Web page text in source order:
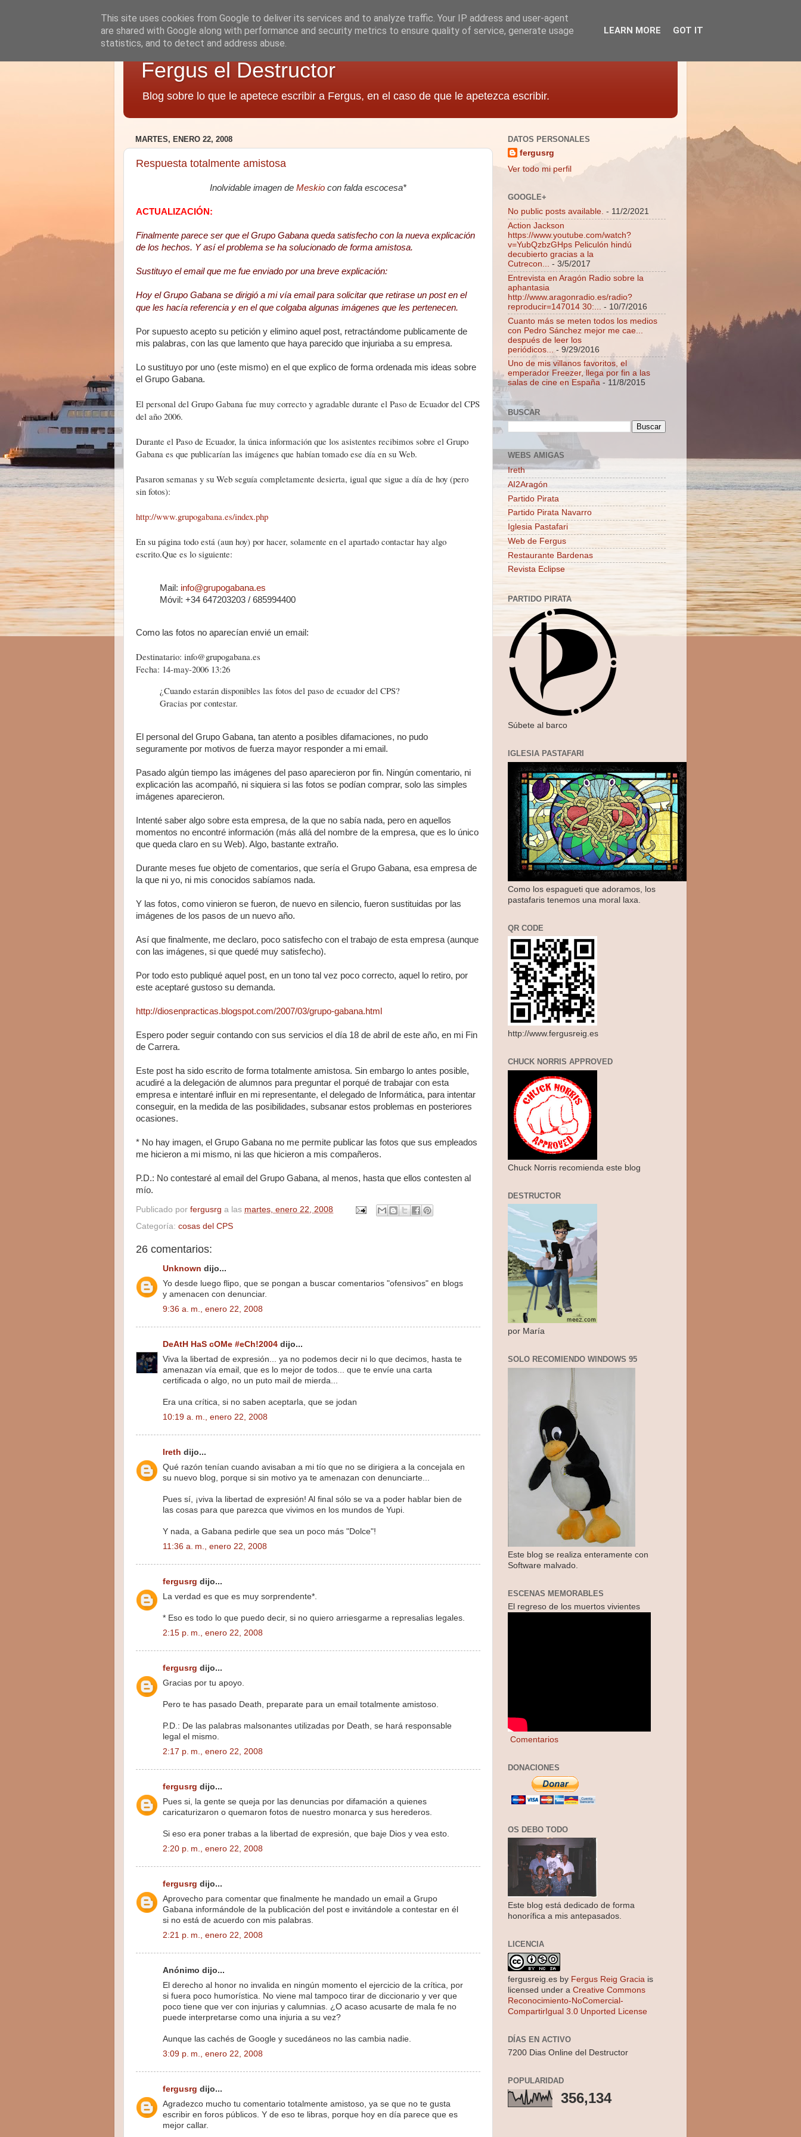
Fergus el Destructor
Blog sobre lo que le apetece escribir a Fergus, en el caso de que le apetezca escribir.
MARTES, ENERO 22, 2008
Respuesta totalmente amistosa
Inolvidable imagen de Meskio con falda escocesa*
ACTUALIZACIÓN:
Finalmente parece ser que el Grupo Gabana queda satisfecho con la nueva explicación
de los hechos. Y así el problema se ha solucionado de forma amistosa.
Sustituyo el email que me fue enviado por una breve explicación:
Hoy el Grupo Gabana se dirigió a mi vía email para solicitar que retirase un post en el
que les hacía referencia y en el que colgaba algunas imágenes que les pertenecen.
Por supuesto acepto su petición y elimino aquel post, retractándome publicamente de
mis palabras, con las que lamento que haya parecido que injuriaba a su empresa.
Lo sustituyo por uno (este mismo) en el que explico de forma ordenada mis ideas sobre
el Grupo Gabana.
El personal del Grupo Gabana fue muy correcto y agradable durante el Paso de Ecuador del CPS
del año 2006.
Durante el Paso de Ecuador, la única información que los asistentes recibimos sobre el Grupo
Gabana es que publicarían las imágenes que habían tomado ese día en su Web.
Pasaron semanas y su Web seguía completamente desierta, igual que sigue a día de hoy (pero
sin fotos):
http://www.grupogabana.es/index.php
En su página todo está (aun hoy) por hacer, solamente en el apartado contactar hay algo
escrito.Que es lo siguiente:
Mail: info@grupogabana.es
Móvil: +34 647203203 / 685994400
Como las fotos no aparecían envié un email:
Destinatario: info@grupogabana.es
Fecha: 14-may-2006 13:26
¿Cuando estarán disponibles las fotos del paso de ecuador del CPS?
Gracias por contestar.
El personal del Grupo Gabana, tan atento a posibles difamaciones, no pudo
seguramente por motivos de fuerza mayor responder a mi email.
Pasado algún tiempo las imágenes del paso aparecieron por fin. Ningún comentario, ni
explicación las acompañó, ni siquiera si las fotos se podían comprar, solo las simples
imágenes aparecieron.
Intenté saber algo sobre esta empresa, de la que no sabía nada, pero en aquellos
momentos no encontré información (más allá del nombre de la empresa, que es lo único
que queda claro en su Web). Algo, bastante extraño.
Durante meses fue objeto de comentarios, que sería el Grupo Gabana, esa empresa de
la que ni yo, ni mis conocidos sabíamos nada.
Y las fotos, como vinieron se fueron, de nuevo en silencio, fueron sustituidas por las
imágenes de los pasos de un nuevo año.
Así que finalmente, me declaro, poco satisfecho con el trabajo de esta empresa (aunque
con las imágenes, si que quedé muy satisfecho).
Por todo esto publiqué aquel post, en un tono tal vez poco correcto, aquel lo retiro, por
este aceptaré gustoso su demanda.
http://diosenpracticas.blogspot.com/2007/03/grupo-gabana.html
Espero poder seguir contando con sus servicios el día 18 de abril de este año, en mi Fin
de Carrera.
Este post ha sido escrito de forma totalmente amistosa. Sin embargo lo antes posible,
acudiré a la delegación de alumnos para preguntar el porqué de trabajar con esta
empresa e intentaré influir en mi representante, el delegado de Informática, para intentar
conseguir, en la medida de las posibilidades, subsanar estos problemas en posteriores
ocasiones.
* No hay imagen, el Grupo Gabana no me permite publicar las fotos que sus empleados
me hicieron a mi mismo, ni las que hicieron a mis compañeros.
P.D.: No contestaré al email del Grupo Gabana, al menos, hasta que ellos contesten al
mío.
Publicado por fergusrg a las martes, enero 22, 2008
Categoría: cosas del CPS
26 comentarios:
Unknown dijo...
Yo desde luego flipo, que se pongan a buscar comentarios "ofensivos" en blogs
y amenacen con denunciar.
9:36 a. m., enero 22, 2008
DeAtH HaS cOMe #eCh!2004 dijo...
Viva la libertad de expresión... ya no podemos decir ni lo que decimos, hasta te
amenazan vía email, que es lo mejor de todos... que te envíe una carta
certificada o algo, no un puto mail de mierda...
Era una crítica, si no saben aceptarla, que se jodan
10:19 a. m., enero 22, 2008
Ireth dijo...
Qué razón tenían cuando avisaban a mi tío que no se dirigiera a la concejala en
su nuevo blog, porque si sin motivo ya te amenazan con denunciarte...
Pues sí, ¡viva la libertad de expresión! Al final sólo se va a poder hablar bien de
las cosas para que parezca que vivimos en los mundos de Yupi.
Y nada, a Gabana pedirle que sea un poco más "Dolce"!
11:36 a. m., enero 22, 2008
fergusrg dijo...
La verdad es que es muy sorprendente*.
* Eso es todo lo que puedo decir, si no quiero arriesgarme a represalias legales.
2:15 p. m., enero 22, 2008
fergusrg dijo...
Gracias por tu apoyo.
Pero te has pasado Death, preparate para un email totalmente amistoso.
P.D.: De las palabras malsonantes utilizadas por Death, se hará responsable
legal el mismo.
2:17 p. m., enero 22, 2008
fergusrg dijo...
Pues si, la gente se queja por las denuncias por difamación a quienes
caricaturizaron o quemaron fotos de nuestro monarca y sus herederos.
Si eso era poner trabas a la libertad de expresión, que baje Dios y vea esto.
2:20 p. m., enero 22, 2008
fergusrg dijo...
Aprovecho para comentar que finalmente he mandado un email a Grupo
Gabana informándole de la publicación del post e invitándole a contestar en él
si no está de acuerdo con mis palabras.
2:21 p. m., enero 22, 2008
Anónimo dijo...
El derecho al honor no invalida en ningún momento el ejercicio de la crítica, por
si fuera poco humorística. No viene mal tampoco tirar de diccionario y ver que
poco tiene que ver con injurias y calumnias. ¿O acaso acusarte de mala fe no
puede interpretarse como una injuria a su vez?
Aunque las cachés de Google y sucedáneos no las cambia nadie.
3:09 p. m., enero 22, 2008
fergusrg dijo...
Agradezco mucho tu comentario totalmente amistoso, ya se que no te gusta
escribir en foros públicos. Y de eso te libras, porque hoy en día parece que es
mejor callar.
DATOS PERSONALES
fergusrg
Ver todo mi perfil
GOOGLE+
No public posts available. - 11/2/2021
Action Jackson
https://www.youtube.com/watch?
v=YubQzbzGHps Peliculón hindú
decubierto gracias a la
Cutrecon... - 3/5/2017
Entrevista en Aragón Radio sobre la
aphantasia
http://www.aragonradio.es/radio?
reproducir=147014 30:...
- 10/7/2016
Cuanto más se meten todos los medios
con Pedro Sánchez mejor me cae...
después de leer los
periódicos...
- 9/29/2016
Uno de mis villanos favoritos, el
emperador Freezer, llega por fin a las
salas de cine en España - 11/8/2015
BUSCAR
WEBS AMIGAS
Ireth
AI2Aragón
Partido Pirata
Partido Pirata Navarro
Iglesia Pastafari
Web de Fergus
Restaurante Bardenas
Revista Eclipse
PARTIDO PIRATA
Súbete al barco
IGLESIA PASTAFARI
Como los espagueti que adoramos, los
pastafaris tenemos una moral laxa.
QR CODE
http://www.fergusreig.es
CHUCK NORRIS APPROVED
Chuck Norris recomienda este blog
DESTRUCTOR
por María
SOLO RECOMIENDO WINDOWS 95
Este blog se realiza enteramente con
Software malvado.
ESCENAS MEMORABLES
El regreso de los muertos vivientes
Comentarios
DONACIONES
OS DEBO TODO
Este blog está dedicado de forma
honorífica a mis antepasados.
LICENCIA
fergusreig.es by Fergus Reig Gracia is
licensed under a Creative Commons
Reconocimiento-NoComercial-
CompartirIgual 3.0 Unported License
DÍAS EN ACTIVO
7200 Dias Online del Destructor
POPULARIDAD
356,134
This site uses cookies from Google to deliver its services and to analyze traffic. Your IP address and user-agent
are shared with Google along with performance and security metrics to ensure quality of service, generate usage
statistics, and to detect and address abuse.
LEARN MORE GOT IT